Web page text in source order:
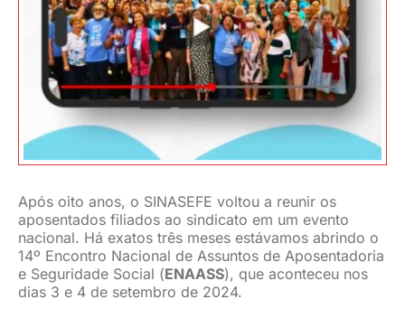
CLUBE
CONTATO
Após oito anos, o SINASEFE voltou a reunir os
aposentados filiados ao sindicato em um evento
nacional. Há exatos três meses estávamos abrindo o
14º Encontro Nacional de Assuntos de Aposentadoria
e Seguridade Social (ENAASS), que aconteceu nos
dias 3 e 4 de setembro de 2024.